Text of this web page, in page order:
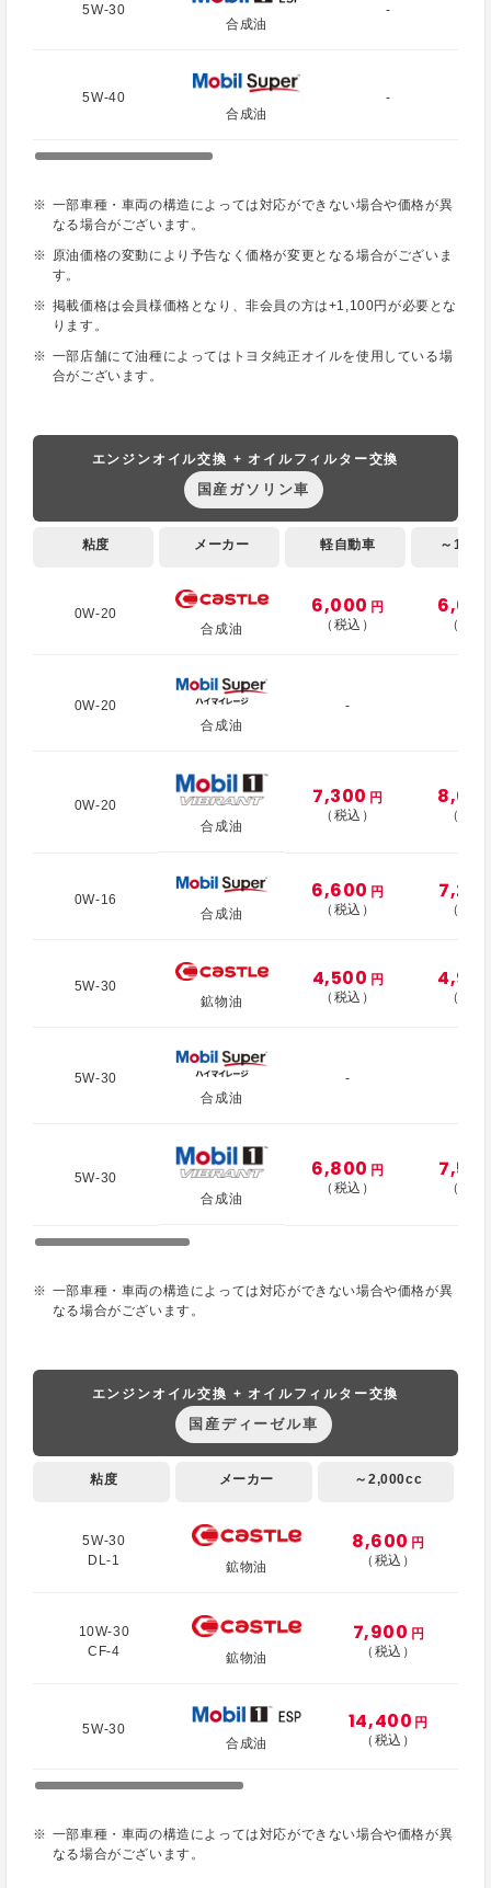
5W-30
合成油
-
5W-40
合成油
-
一部車種・車両の構造によっては対応ができない場合や価格が異
なる場合がございます。
原油価格の変動により予告なく価格が変更となる場合がございま
す。
掲載価格は会員様価格となり、非会員の方は+1,100円が必要とな
ります。
一部店舗にて油種によってはトヨタ純正オイルを使用している場
合がございます。
エンジンオイル交換 + オイルフィルター交換
国産ガソリン車
粘度 メーカー 軽自動車 ～
0W-20
合成油
6,000 円
（税込）
（税
0W-20
合成油
-
0W-20
合成油
7,300 円
（税込）
（税
0W-16
合成油
6,600 円
（税込）
（税
5W-30
鉱物油
4,500 円
（税込）
（税
5W-30
合成油
-
5W-30
合成油
6,800 円
（税込）
（税
一部車種・車両の構造によっては対応ができない場合や価格が異
なる場合がございます。
エンジンオイル交換 + オイルフィルター交換
国産ディーゼル車
粘度 メーカー ～2,000cc
5W-30
DL-1
鉱物油
8,600 円
（税込）
10W-30
CF-4
鉱物油
7,900 円
（税込）
5W-30
合成油
14,400 円
（税込）
一部車種・車両の構造によっては対応ができない場合や価格が異
なる場合がございます。